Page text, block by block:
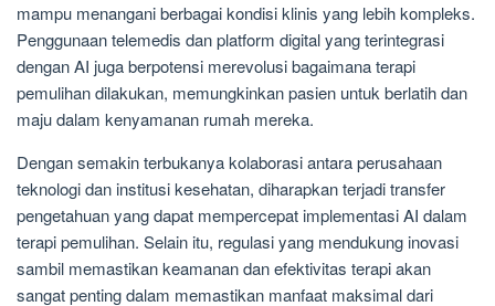
mampu menangani berbagai kondisi klinis yang lebih kompleks.
Penggunaan telemedis dan platform digital yang terintegrasi
dengan AI juga berpotensi merevolusi bagaimana terapi
pemulihan dilakukan, memungkinkan pasien untuk berlatih dan
maju dalam kenyamanan rumah mereka.
Dengan semakin terbukanya kolaborasi antara perusahaan
teknologi dan institusi kesehatan, diharapkan terjadi transfer
pengetahuan yang dapat mempercepat implementasi AI dalam
terapi pemulihan. Selain itu, regulasi yang mendukung inovasi
sambil memastikan keamanan dan efektivitas terapi akan
sangat penting dalam memastikan manfaat maksimal dari